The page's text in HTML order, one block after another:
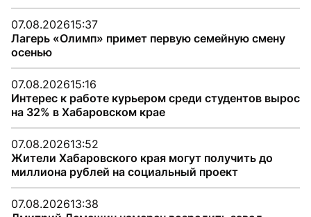
07.08.202615:37
Лагерь «Олимп» примет первую семейную смену
осенью
07.08.202615:16
Интерес к работе курьером среди студентов вырос
на 32% в Хабаровском крае
07.08.202613:52
Жители Хабаровского края могут получить до
миллиона рублей на социальный проект
07.08.202613:38